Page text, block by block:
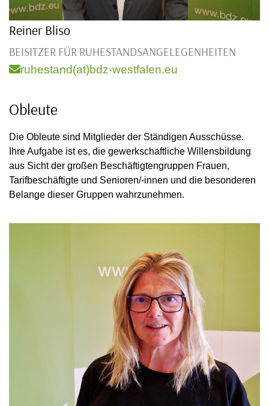
Reiner Bliso
BEISITZER FÜR RUHESTANDSANGELEGENHEITEN
ruhestand(at)bdz-westfalen.eu
Obleute
Die Obleute sind Mitglieder der Ständigen Ausschüsse.
Ihre Aufgabe ist es, die gewerkschaftliche Willensbildung
aus Sicht der großen Beschäftigtengruppen Frauen,
Tarifbeschäftigte und Senioren/-innen und die besonderen
Belange dieser Gruppen wahrzunehmen.